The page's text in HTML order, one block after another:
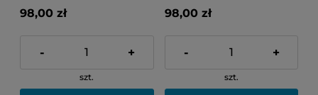
98,00 zł
- +
szt.
98,00 zł
- +
szt.